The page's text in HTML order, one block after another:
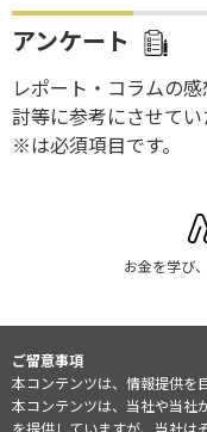
アンケート
レポート・コラムの
討等に参考にさせてい
※は必須項目です。
お金を学び
ご留意事項
本コンテンツは、情報提供を
本コンテンツは、当社や当社